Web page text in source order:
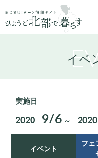
イベ
実施日
2020 9/6 ～ 2020
イベント
フェ